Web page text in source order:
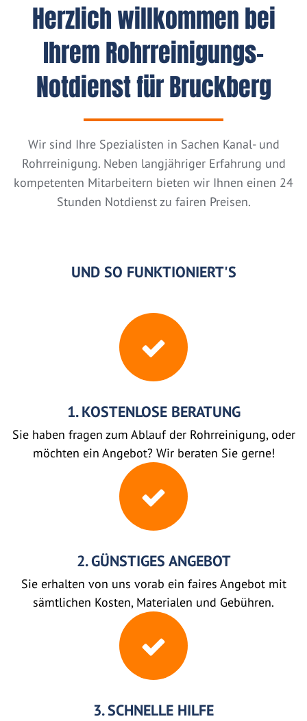
Herzlich willkommen bei
Ihrem Rohrreinigungs-
Notdienst für Bruckberg
Wir sind Ihre Spezialisten in Sachen Kanal- und
Rohrreinigung. Neben langjähriger Erfahrung und
kompetenten Mitarbeitern bieten wir Ihnen einen 24
Stunden Notdienst zu fairen Preisen.
UND SO FUNKTIONIERT'S
1. KOSTENLOSE BERATUNG
Sie haben fragen zum Ablauf der Rohrreinigung, oder
möchten ein Angebot? Wir beraten Sie gerne!
2. GÜNSTIGES ANGEBOT
Sie erhalten von uns vorab ein faires Angebot mit
sämtlichen Kosten, Materialen und Gebühren.
3. SCHNELLE HILFE